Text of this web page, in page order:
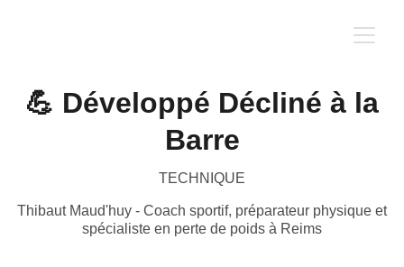
💪 Développé Décliné à la
Barre
TECHNIQUE
Thibaut Maud'huy - Coach sportif, préparateur physique et
spécialiste en perte de poids à Reims